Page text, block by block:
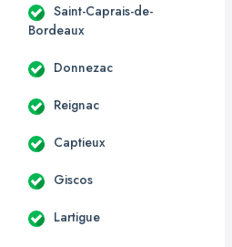
Saint-Caprais-de-
Bordeaux
Donnezac
Reignac
Captieux
Giscos
Lartigue